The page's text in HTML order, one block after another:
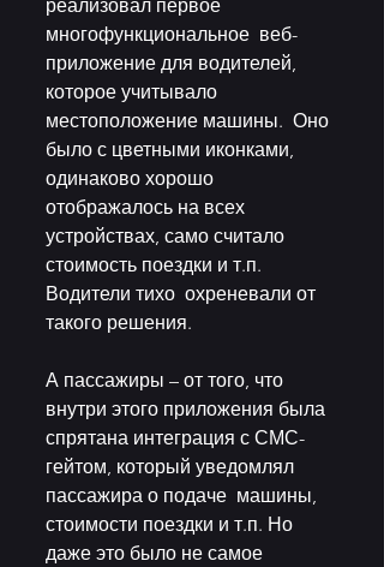
реализовал первое
многофункциональное  веб-
приложение для водителей,
которое учитывало
местоположение машины.  Оно
было с цветными иконками,
одинаково хорошо
отображалось на всех
устройствах, само считало
стоимость поездки и т.п.
Водители тихо  охреневали от
такого решения.
А пассажиры – от того, что
внутри этого приложения была
спрятана интеграция с СМС-
гейтом, который уведомлял
пассажира о подаче  машины,
стоимости поездки и т.п. Но
даже это было не самое